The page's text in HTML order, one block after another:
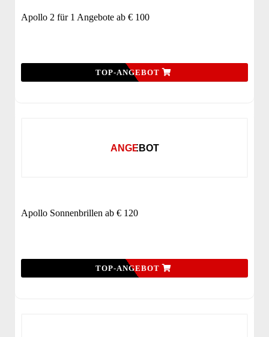
Apollo 2 für 1 Angebote ab € 100
TOP-ANGEBOT
ANGEBOT
Apollo Sonnenbrillen ab € 120
TOP-ANGEBOT